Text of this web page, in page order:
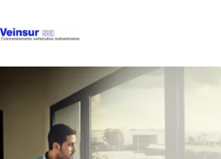
Servicios
Camiones usados
Noticias